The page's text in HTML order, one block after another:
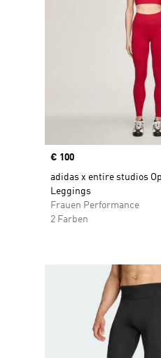
Price
€ 100
adidas x entire studios
Leggings
Frauen Performance
2 Farben